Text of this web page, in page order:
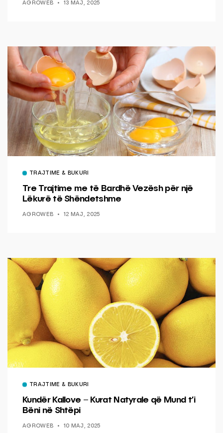
AGROWEB 13 MAJ, 2025
TRAJTIME & BUKURI
Tre Trajtime me të Bardhë Vezësh për një
Lëkurë të Shëndetshme
AGROWEB 12 MAJ, 2025
TRAJTIME & BUKURI
Kundër Kallove – Kurat Natyrale që Mund t’i
Bëni në Shtëpi
AGROWEB 10 MAJ, 2025